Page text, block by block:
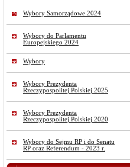
Wybory Samorządowe 2024
Wybory do Parlamentu
Europejskiego 2024
Wybory
Wybory Prezydenta
Rzeczypospolitej Polskiej 2025
Wybory Prezydenta
Rzeczypospolitej Polskiej 2020
Wybory do Sejmu RP i do Senatu
RP oraz Referendum - 2023 r.